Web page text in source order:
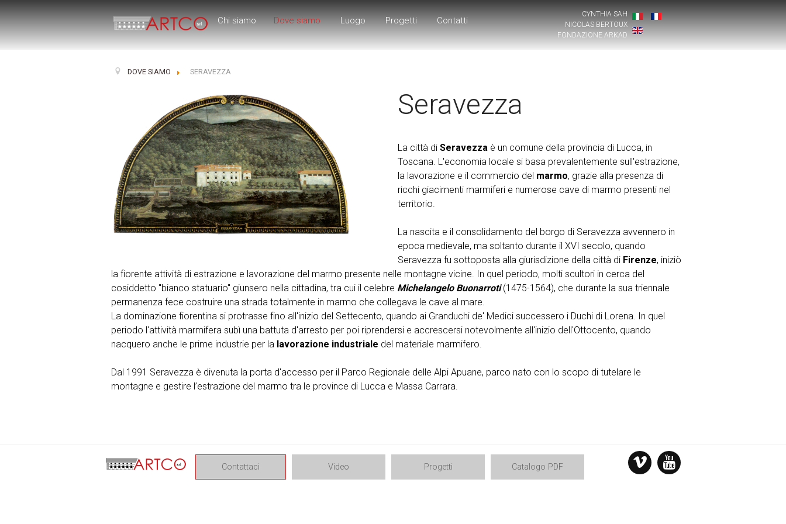
Chi siamo Dove siamo Luogo Progetti Contatti
CYNTHIA SAH
NICOLAS BERTOUX
FONDAZIONE ARKAD
DOVE SIAMO SERAVEZZA
Seravezza
La città di Seravezza è un comune della provincia di Lucca, in
Toscana. L'economia locale si basa prevalentemente sull'estrazione,
la lavorazione e il commercio del marmo, grazie alla presenza di
ricchi giacimenti marmiferi e numerose cave di marmo presenti nel
territorio.
La nascita e il consolidamento del borgo di Seravezza avvennero in
epoca medievale, ma soltanto durante il XVI secolo, quando
Seravezza fu sottoposta alla giurisdizione della città di Firenze, iniziò
la fiorente attività di estrazione e lavorazione del marmo presente nelle montagne vicine. In quel periodo, molti scultori in cerca del
cosiddetto "bianco statuario" giunsero nella cittadina, tra cui il celebre Michelangelo Buonarroti(1475-1564), che durante la sua triennale
permanenza fece costruire una strada totalmente in marmo che collegava le cave al mare.
La dominazione fiorentina si protrasse fino all'inizio del Settecento, quando ai Granduchi de' Medici successero i Duchi di Lorena. In quel
periodo l'attività marmifera subì una battuta d'arresto per poi riprendersi e accrescersi notevolmente all'inizio dell'Ottocento, quando
nacquero anche le prime industrie per la lavorazione industriale del materiale marmifero.
Dal 1991 Seravezza è divenuta la porta d'accesso per il Parco Regionale delle Alpi Apuane, parco nato con lo scopo di tutelare le
montagne e gestire l’estrazione del marmo tra le province di Lucca e Massa Carrara.
Contattaci Video Progetti Catalogo PDF